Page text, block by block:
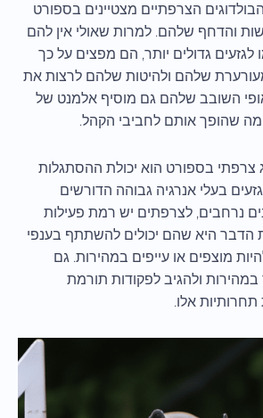
הצרפתיים מצטיינים בספורט
והדחף שלהם. למרות שאולי אין להם
גדולים יותר, הם מפצים על כך
שלהם ולהיטות שלהם לרצות את
השובב שלהם גם מוסיף אלמנט של
מה שהופך אותם לחביבי הקהל.
צרפתי בספורט הוא יכולת ההסתגלות
בעלי אנרגיה גבוהה הדורשים
נרחבים, לצרפתים יש רמת פעילות
הדבר היא שהם יכולים להשתתף בענפי
מוצפים או עייפים במהירות. גם
ולהגיב לפקודות תורמת
אלו.